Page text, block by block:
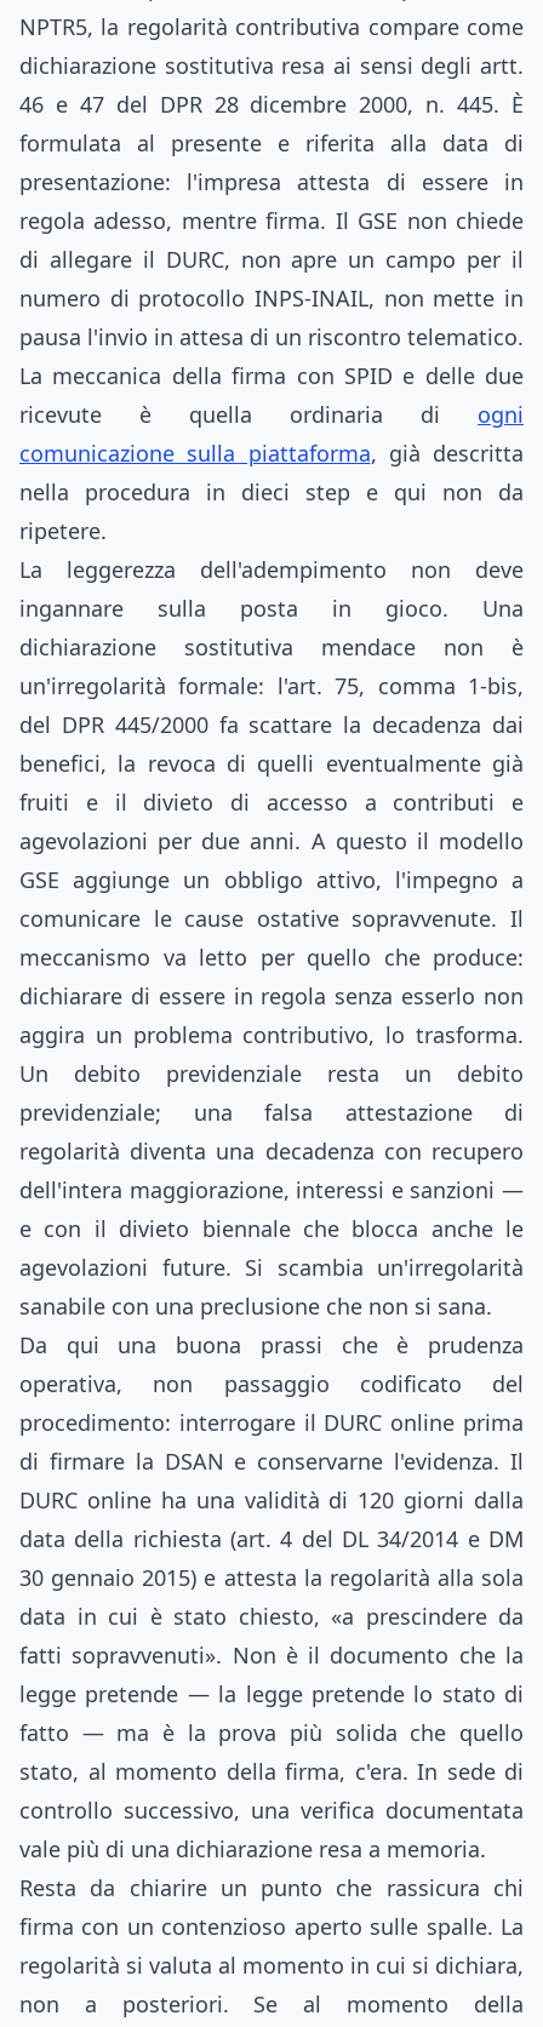
NPTR5, la regolarità contributiva compare come
dichiarazione sostitutiva resa ai sensi degli artt.
46 e 47 del DPR 28 dicembre 2000, n. 445. È
formulata al presente e riferita alla data di
presentazione: l'impresa attesta di essere in
regola adesso, mentre firma. Il GSE non chiede
di allegare il DURC, non apre un campo per il
numero di protocollo INPS-INAIL, non mette in
pausa l'invio in attesa di un riscontro telematico.
La meccanica della firma con SPID e delle due
ricevute è quella ordinaria di ogni
comunicazione sulla piattaforma, già descritta
nella procedura in dieci step e qui non da
ripetere.
La leggerezza dell'adempimento non deve
ingannare sulla posta in gioco. Una
dichiarazione sostitutiva mendace non è
un'irregolarità formale: l'art. 75, comma 1-bis,
del DPR 445/2000 fa scattare la decadenza dai
benefici, la revoca di quelli eventualmente già
fruiti e il divieto di accesso a contributi e
agevolazioni per due anni. A questo il modello
GSE aggiunge un obbligo attivo, l'impegno a
comunicare le cause ostative sopravvenute. Il
meccanismo va letto per quello che produce:
dichiarare di essere in regola senza esserlo non
aggira un problema contributivo, lo trasforma.
Un debito previdenziale resta un debito
previdenziale; una falsa attestazione di
regolarità diventa una decadenza con recupero
dell'intera maggiorazione, interessi e sanzioni —
e con il divieto biennale che blocca anche le
agevolazioni future. Si scambia un'irregolarità
sanabile con una preclusione che non si sana.
Da qui una buona prassi che è prudenza
operativa, non passaggio codificato del
procedimento: interrogare il DURC online prima
di firmare la DSAN e conservarne l'evidenza. Il
DURC online ha una validità di 120 giorni dalla
data della richiesta (art. 4 del DL 34/2014 e DM
30 gennaio 2015) e attesta la regolarità alla sola
data in cui è stato chiesto, «a prescindere da
fatti sopravvenuti». Non è il documento che la
legge pretende — la legge pretende lo stato di
fatto — ma è la prova più solida che quello
stato, al momento della firma, c'era. In sede di
controllo successivo, una verifica documentata
vale più di una dichiarazione resa a memoria.
Resta da chiarire un punto che rassicura chi
firma con un contenzioso aperto sulle spalle. La
regolarità si valuta al momento in cui si dichiara,
non a posteriori. Se al momento della